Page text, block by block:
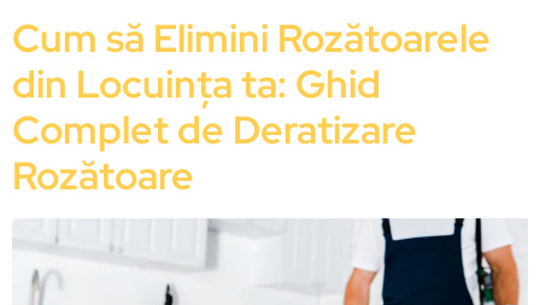
Cum să Elimini Rozătoarele
din Locuința ta: Ghid
Complet de Deratizare
Rozătoare